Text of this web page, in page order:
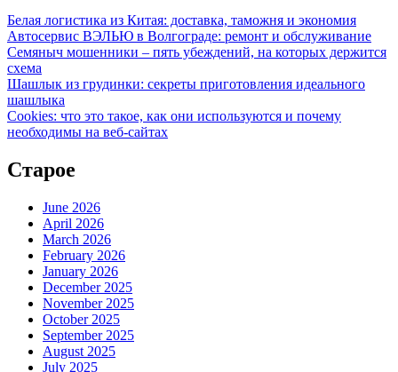
Белая логистика из Китая: доставка, таможня и экономия
Автосервис ВЭЛЬЮ в Волгограде: ремонт и обслуживание
Семяныч мошенники – пять убеждений, на которых держится
схема
Шашлык из грудинки: секреты приготовления идеального
шашлыка
Cookies: что это такое, как они используются и почему
необходимы на веб-сайтах
Старое
June 2026
April 2026
March 2026
February 2026
January 2026
December 2025
November 2025
October 2025
September 2025
August 2025
July 2025